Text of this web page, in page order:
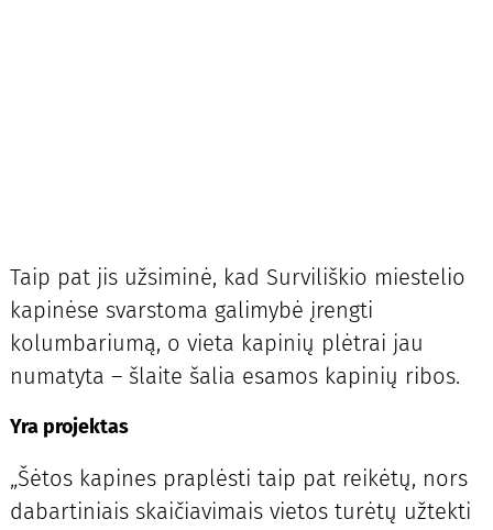
Taip pat jis užsiminė, kad Surviliškio miestelio
kapinėse svarstoma galimybė įrengti
kolumbariumą, o vieta kapinių plėtrai jau
numatyta – šlaite šalia esamos kapinių ribos.
Yra projektas
„Šėtos kapines praplėsti taip pat reikėtų, nors
dabartiniais skaičiavimais vietos turėtų užtekti